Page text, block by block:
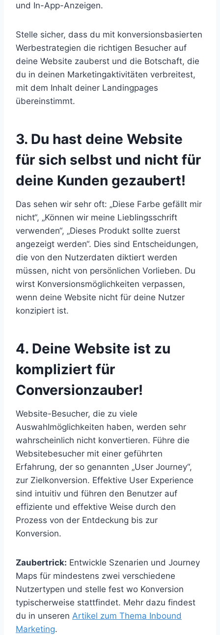
und In-App-Anzeigen.
Stelle sicher, dass du mit konversionsbasierten
Werbestrategien die richtigen Besucher auf
deine Website zauberst und die Botschaft, die
du in deinen Marketingaktivitäten verbreitest,
mit dem Inhalt deiner Landingpages
übereinstimmt.
3. Du hast deine Website
für sich selbst und nicht für
deine Kunden gezaubert!
Das sehen wir sehr oft: „Diese Farbe gefällt mir
nicht“, „Können wir meine Lieblingsschrift
verwenden“, „Dieses Produkt sollte zuerst
angezeigt werden“. Dies sind Entscheidungen,
die von den Nutzerdaten diktiert werden
müssen, nicht von persönlichen Vorlieben. Du
wirst Konversionsmöglichkeiten verpassen,
wenn deine Website nicht für deine Nutzer
konzipiert ist.
4. Deine Website ist zu
kompliziert für
Conversionzauber!
Website-Besucher, die zu viele
Auswahlmöglichkeiten haben, werden sehr
wahrscheinlich nicht konvertieren. Führe die
Websitebesucher mit einer geführten
Erfahrung, der so genannten „User Journey“,
zur Zielkonversion. Effektive User Experience
sind intuitiv und führen den Benutzer auf
effiziente und effektive Weise durch den
Prozess von der Entdeckung bis zur
Konversion.
Zaubertrick: Entwickle Szenarien und Journey
Maps für mindestens zwei verschiedene
Nutzertypen und stelle fest wo Konversion
typischerweise stattfindet. Mehr dazu findest
du in unseren Artikel zum Thema Inbound
Marketing.